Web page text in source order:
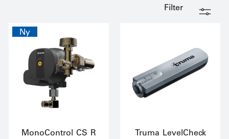
Filter
Ny
MonoControl CS R Truma LevelCheck